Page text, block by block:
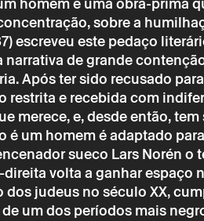
sobre a
escreveu este pedaço
de grande
Após ter sido recusado
e recebida com
merece, e, desde então,
é um homem é adaptado
sueco Lars Norén o
volta a ganhar espaço
judeus no século XX,
um dos períodos mais